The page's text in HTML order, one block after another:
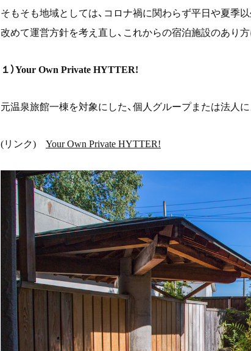
そもそも地域としては、コロナ禍に関わらず平日や夏季
改めて運営方針を考え直し、これからの宿泊施設のあり
１）Your Own Private HYTTER!
元温泉旅館一棟を対象にした、個人グループまたは法人
(リンク) Your Own Private HYTTER!